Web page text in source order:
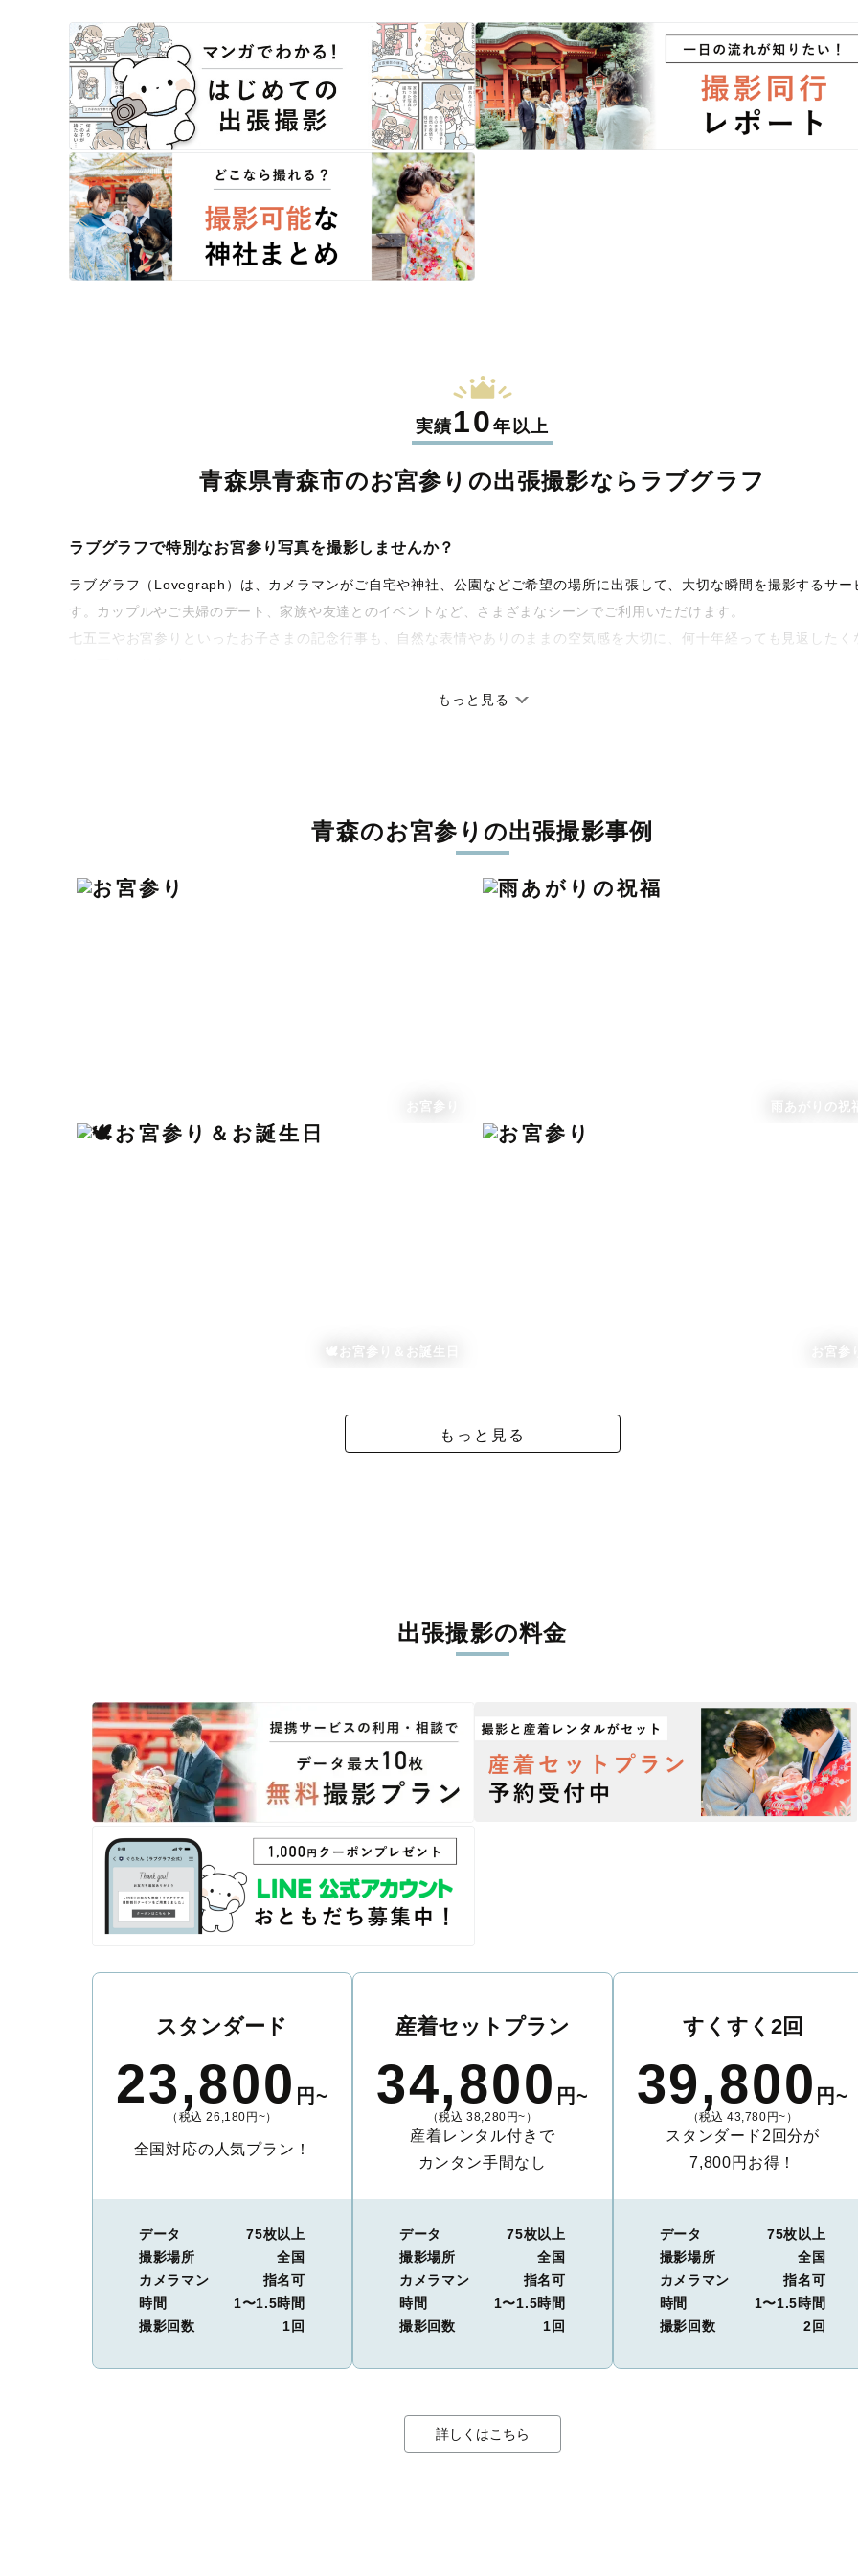
実績10年以上
青森県青森市のお宮参りの出張撮影なら ラブグラフ
ラブグラフで特別なお宮参り写真を撮影しませんか？
ラブグラフ（Lovegraph）は、カメラマンがご自宅や神社、公園などご希望の場所に出張して、大切な瞬間を撮影するサー
す。カップルやご夫婦のデート、家族や友達とのイベントなど、さまざまなシーンでご利用いただけます。
七五三やお宮参りといったお子さまの記念行事も、自然な表情やありのままの空気感を大切に、何十年経っても見返したく
丁寧なレタッチで思い出を美しく仕上げます
に。きっと「こんな写真を撮ってほしかった！」と思える一枚に出会えます。まずは、ラブグラフの
もっと見る
青森のお宮参りの出張撮影事例
お宮参り 雨あがりの祝
🕊お宮参り＆お誕生日 お宮参
もっと見る
出張撮影の料金
スタンダード
23,800 円~
（税込 26,180円~）
全国対応の人気プラン！
データ
75枚以上
撮影場所
全国
カメラマン
指名可
時間
1〜1.5時間
撮影回数
1回
産着セットプラン
34,800 円~
（税込 38,280円~）
産着レンタル付きで
カンタン手間なし
データ
75枚以上
撮影場所
全国
カメラマン
指名可
時間
1〜1.5時間
撮影回数
1回
すくすく2回
39,800 円~
（税込 43,780円~）
スタンダード2回分が
7,800円お得！
データ
75枚以上
撮影場所
全国
カメラマン
指名可
時間
1〜1.5時間
撮影回数
2回
詳しくはこちら